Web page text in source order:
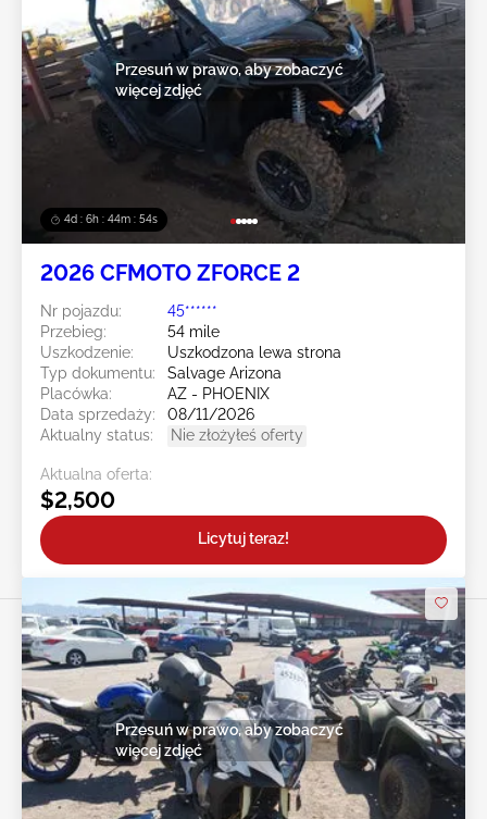
4d : 6h : 44m : 52s
Przesuń w prawo, aby zobaczyć
więcej zdjęć
2026 CFMOTO ZFORCE 2
Nr pojazdu:
45******
Przebieg:
54 mile
Uszkodzenie:
Uszkodzona lewa strona
Typ dokumentu:
Salvage Arizona
Placówka:
AZ - PHOENIX
Data sprzedaży:
08/11/2026
Aktualny status:
Nie złożyłeś oferty
Aktualna oferta:
$2,500
Licytuj teraz!
Przesuń w prawo, aby zobaczyć
więcej zdjęć